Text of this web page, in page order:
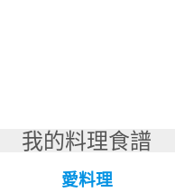
我的料理食譜
愛料理